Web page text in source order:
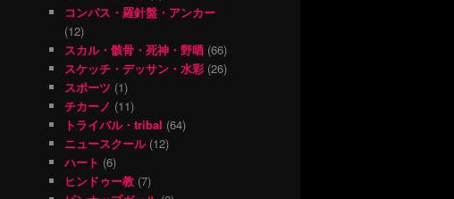
コンパス・羅針盤・アンカー
(12)
スカル・骸骨・死神・野晒 (66)
スケッチ・デッサン・水彩 (26)
スポーツ (1)
チカーノ (11)
トライバル・tribal (64)
ニュースクール(12)
ハート (6)
ヒンドゥー教 (7)